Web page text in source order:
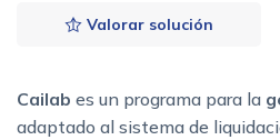
Valorar solución
Cailab es un programa para la
adaptado al sistema de